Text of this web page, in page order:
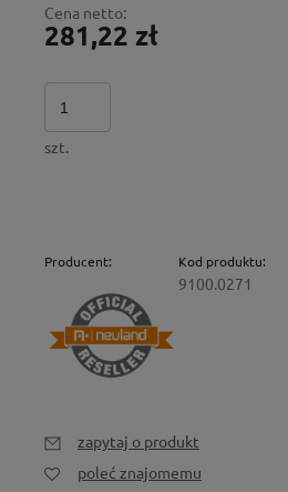
Cena netto:
281,22 zł
szt.
Producent: Kod produktu:
9100.0271
zapytaj o produkt
poleć znajomemu